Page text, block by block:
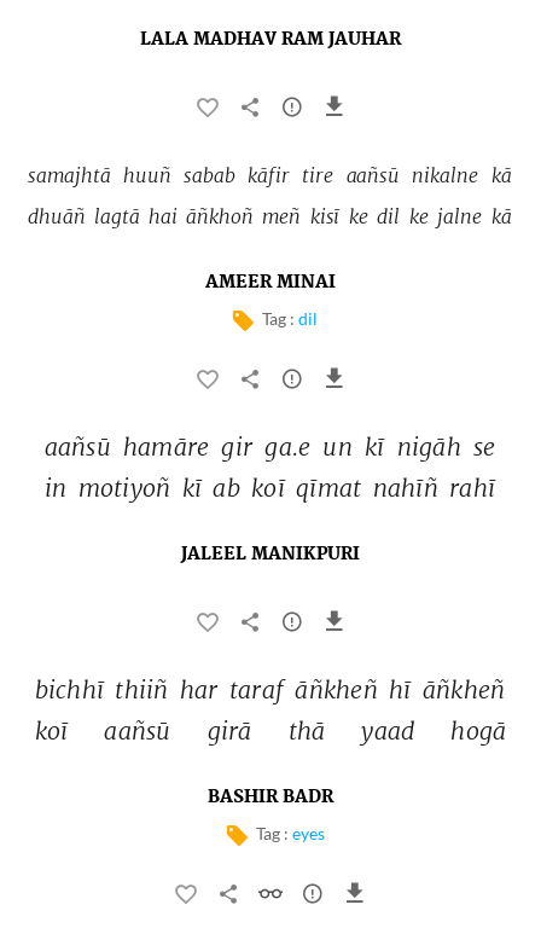
LALA MADHAV RAM JAUHAR
samajhtā huuñ sabab kāfir tire aañsū nikalne
kā
dhuāñ lagtā hai āñkhoñ meñ kisī ke dil ke jalne kā
AMEER MINAI
Tag : dil
aañsū hamāre gir ga.e un kī nigāh se
in motiyoñ kī ab koī qīmat nahīñ rahī
JALEEL MANIKPURI
bichhī thiiñ har taraf āñkheñ hī āñkheñ
koī
aañsū girā thā yaad hogā
BASHIR BADR
Tag : eyes